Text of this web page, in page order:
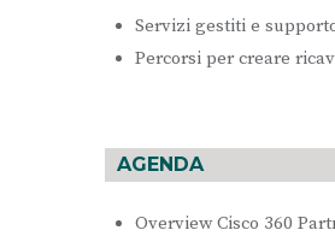
Servizi gestiti e
Percorsi per creare
AGENDA
Overview Cisco 360